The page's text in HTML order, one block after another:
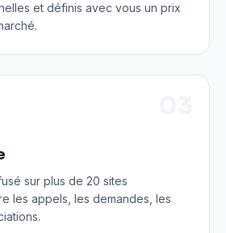
et définis avec vous un prix
sur plus de 20 sites
les appels, les demandes, les